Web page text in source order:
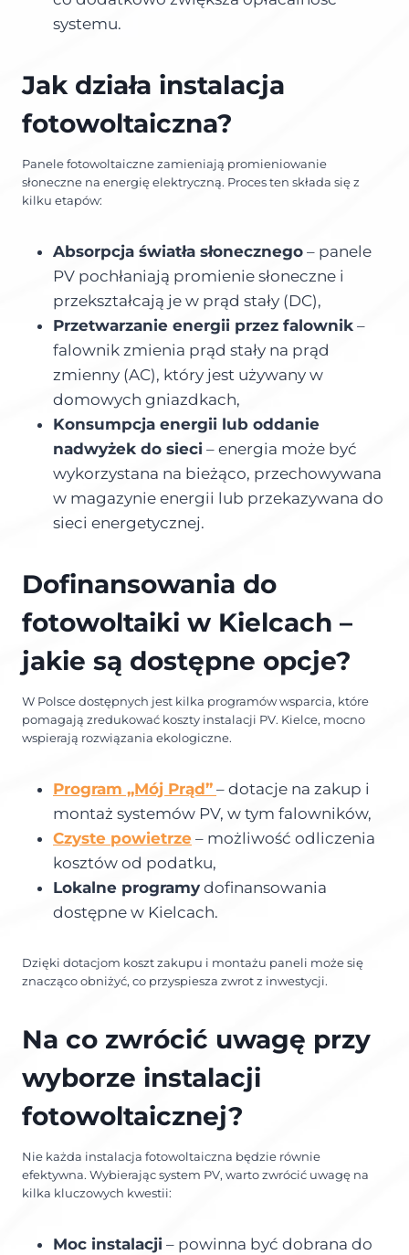
systemu.
Jak działa instalacja
fotowoltaiczna?
Panele fotowoltaiczne zamieniają promieniowanie
słoneczne na energię elektryczną. Proces ten składa się z
kilku etapów:
Absorpcja światła słonecznego – panele
PV pochłaniają promienie słoneczne i
przekształcają je w prąd stały (DC),
Przetwarzanie energii przez falownik –
falownik zmienia prąd stały na prąd
zmienny (AC), który jest używany w
domowych gniazdkach,
Konsumpcja energii lub oddanie
nadwyżek do sieci – energia może być
wykorzystana na bieżąco, przechowywana
w magazynie energii lub przekazywana do
sieci energetycznej.
Dofinansowania do
fotowoltaiki w Kielcach –
jakie są dostępne opcje?
W Polsce dostępnych jest kilka programów wsparcia, które
pomagają zredukować koszty instalacji PV. Kielce, mocno
wspierają rozwiązania ekologiczne.
Program „Mój Prąd” – dotacje na zakup i
montaż systemów PV, w tym falowników,
Czyste powietrze – możliwość odliczenia
kosztów od podatku,
Lokalne programy dofinansowania
dostępne w Kielcach.
Dzięki dotacjom koszt zakupu i montażu paneli może się
znacząco obniżyć, co przyspiesza zwrot z inwestycji.
Na co zwrócić uwagę przy
wyborze instalacji
fotowoltaicznej?
Nie każda instalacja fotowoltaiczna będzie równie
efektywna. Wybierając system PV, warto zwrócić uwagę na
kilka kluczowych kwestii:
Moc instalacji – powinna być dobrana do